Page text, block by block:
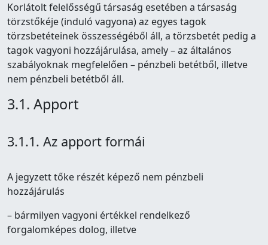
Korlátolt felelősségű társaság esetében a társaság
törzstőkéje (induló vagyona) az egyes tagok
törzsbetéteinek összességéből áll, a törzsbetét pedig a
tagok vagyoni hozzájárulása, amely – az általános
szabályoknak megfelelően – pénzbeli betétből, illetve
nem pénzbeli betétből áll.
3.1. Apport
3.1.1. Az apport formái
A jegyzett tőke részét képező nem pénzbeli
hozzájárulás
– bármilyen vagyoni értékkel rendelkező
forgalomképes dolog, illetve